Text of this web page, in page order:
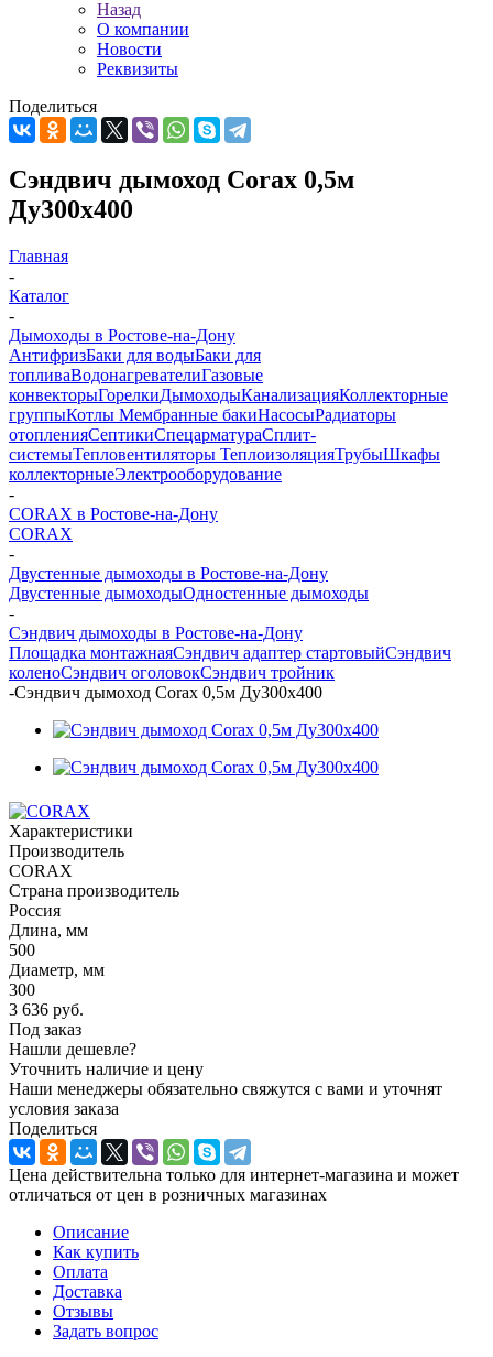
Назад
О компании
Новости
Реквизиты
Поделиться
Сэндвич дымоход Corax 0,5м
Ду300х400
Главная
-
Каталог
-
Дымоходы в Ростове-на-Дону
АнтифризБаки для водыБаки для
топливаВодонагревателиГазовые
конвекторыГорелкиДымоходыКанализацияКоллекторные
группыКотлы Мембранные бакиНасосыРадиаторы
отопленияСептикиСпецарматураСплит-
системыТепловентиляторы ТеплоизоляцияТрубыШкафы
коллекторныеЭлектрооборудование
-
CORAX в Ростове-на-Дону
CORAX
-
Двустенные дымоходы в Ростове-на-Дону
Двустенные дымоходыОдностенные дымоходы
-
Сэндвич дымоходы в Ростове-на-Дону
Площадка монтажнаяСэндвич адаптер стартовыйСэндвич
коленоСэндвич оголовокСэндвич тройник
-Сэндвич дымоход Corax 0,5м Ду300х400
Характеристики
Производитель
CORAX
Страна производитель
Россия
Длина, мм
500
Диаметр, мм
300
3 636 руб.
Под заказ
Нашли дешевле?
Уточнить наличие и цену
Наши менеджеры обязательно свяжутся с вами и уточнят
условия заказа
Поделиться
Цена действительна только для интернет-магазина и может
отличаться от цен в розничных магазинах
Описание
Как купить
Оплата
Доставка
Отзывы
Задать вопрос